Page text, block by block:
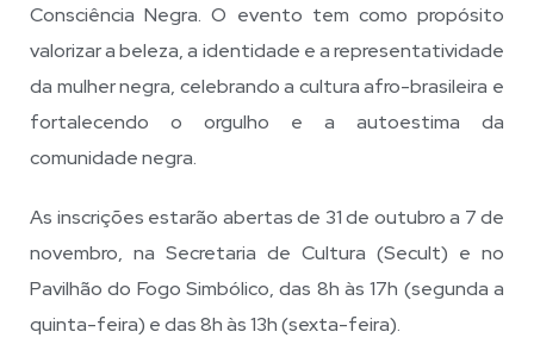
Consciência Negra. O evento tem como propósito
valorizar a beleza, a identidade e a representatividade
da mulher negra, celebrando a cultura afro-brasileira e
fortalecendo o orgulho e a autoestima da
comunidade negra.
As inscrições estarão abertas de 31 de outubro a 7 de
novembro, na Secretaria de Cultura (Secult) e no
Pavilhão do Fogo Simbólico, das 8h às 17h (segunda a
quinta-feira) e das 8h às 13h (sexta-feira).